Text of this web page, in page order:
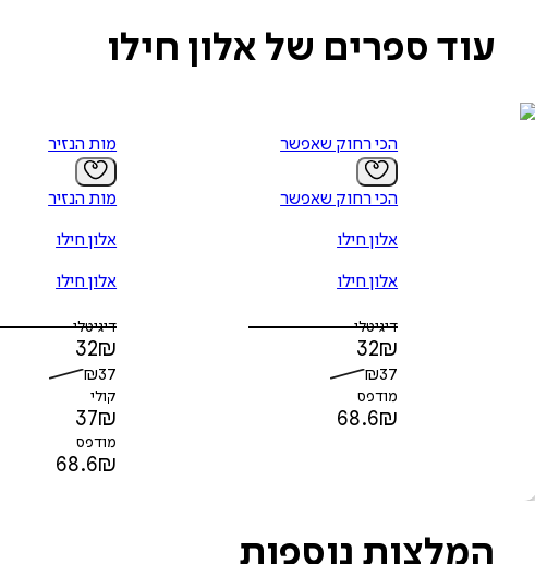
עוד ספרים של אלון חילו
הכי רחוק שאפשר
הכי רחוק שאפשר
אלון חילו
אלון חילו
דיגיטלי
32₪
₪37
מודפס
68.6₪
מות הנזיר
מות הנזיר
אלון חילו
אלון חילו
דיגיטלי
32₪
₪37
קולי
37₪
מודפס
68.6₪
המלצות נוספות